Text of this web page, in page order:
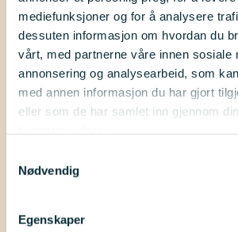
mediefunksjoner og for å analysere
dessuten informasjon om hvordan du
vårt, med partnerne våre innen sosiale
annonsering og analysearbeid, som
med annen informasjon du har gjort
eller som de har samlet inn gjennom
Nødvendig
Egenskaper
Tema
Helse og utvikling
Mennesker med Downs
de samme